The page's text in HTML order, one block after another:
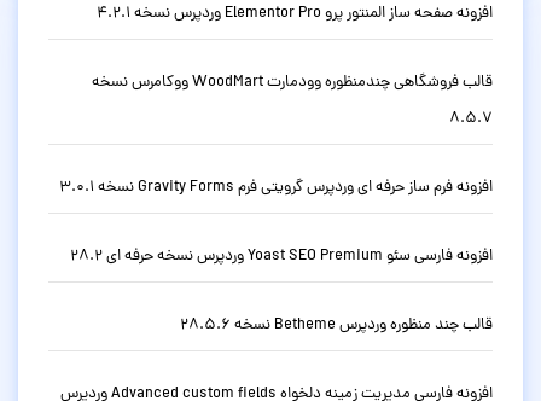
افزونه صفحه ساز المنتور پرو Elementor Pro وردپرس نسخه 4.2.1
قالب فروشگاهی چندمنظوره وودمارت WoodMart ووکامرس نسخه
8.5.7
افزونه فرم ساز حرفه ای وردپرس گرویتی فرم Gravity Forms نسخه 3.0.1
افزونه فارسی سئو Yoast SEO Premium وردپرس نسخه حرفه ای 28.2
قالب چند منظوره وردپرس Betheme نسخه 28.5.6
افزونه فارسی مدیریت زمینه دلخواه Advanced custom fields وردپرس